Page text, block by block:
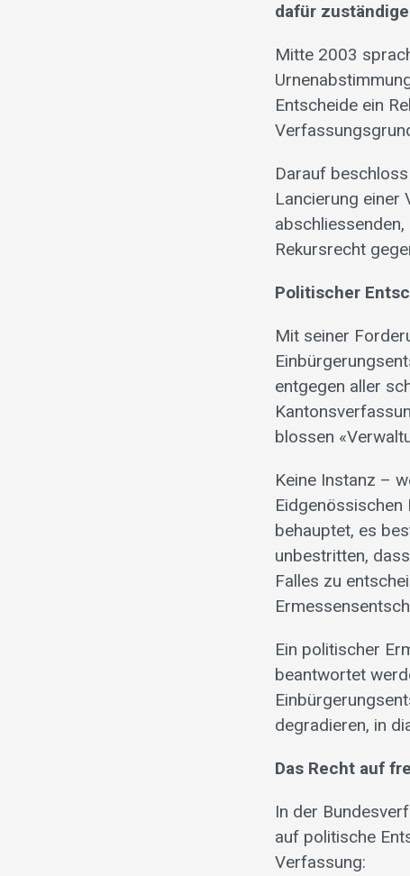
dafür
Mitte 2003
Entscheide ein
Darauf
Lancierung einer
Rekursrecht
Politischer
Mit seiner
entgegen aller
blossen
Keine Instanz –
behauptet, es
unbestritten,
Falles zu
Ein politischer
beantwortet
degradieren, in
Das Recht auf
In der
auf politische
Verfassung: